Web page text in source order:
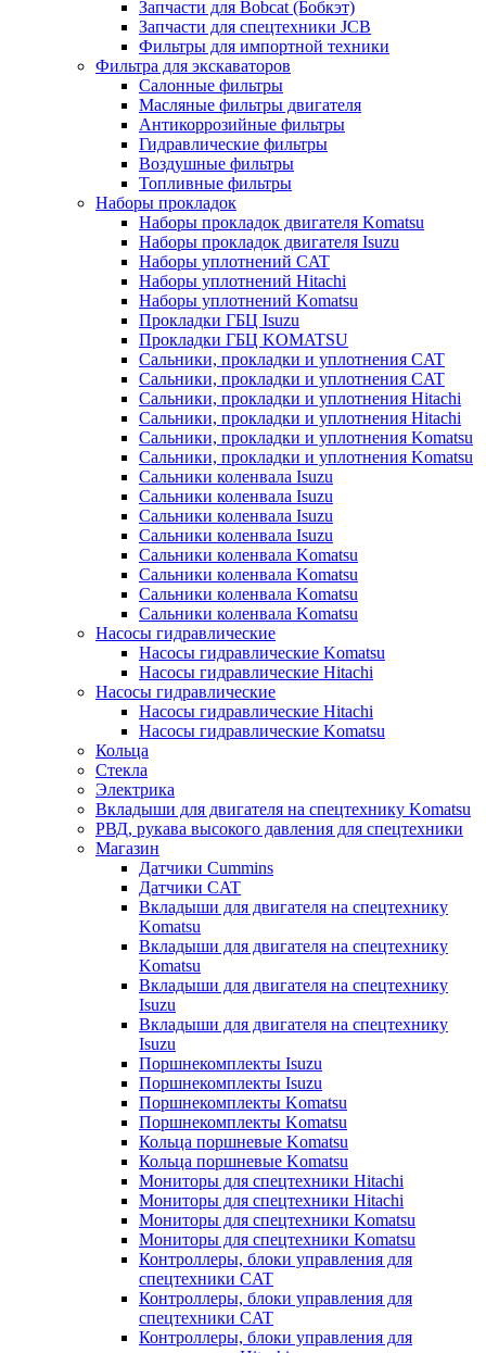
Запчасти для Bobcat (Бобкэт)
Запчасти для спецтехники JCB
Фильтры для импортной техники
Фильтра для экскаваторов
Салонные фильтры
Масляные фильтры двигателя
Антикоррозийные фильтры
Гидравлические фильтры
Воздушные фильтры
Топливные фильтры
Наборы прокладок
Наборы прокладок двигателя Komatsu
Наборы прокладок двигателя Isuzu
Наборы уплотнений CAT
Наборы уплотнений Hitachi
Наборы уплотнений Komatsu
Прокладки ГБЦ Isuzu
Прокладки ГБЦ KOMATSU
Сальники, прокладки и уплотнения CAT
Сальники, прокладки и уплотнения CAT
Сальники, прокладки и уплотнения Hitachi
Сальники, прокладки и уплотнения Hitachi
Сальники, прокладки и уплотнения Komatsu
Сальники, прокладки и уплотнения Komatsu
Сальники коленвала Isuzu
Сальники коленвала Isuzu
Сальники коленвала Isuzu
Сальники коленвала Isuzu
Сальники коленвала Komatsu
Сальники коленвала Komatsu
Сальники коленвала Komatsu
Сальники коленвала Komatsu
Насосы гидравлические
Насосы гидравлические Komatsu
Насосы гидравлические Hitachi
Насосы гидравлические
Насосы гидравлические Hitachi
Насосы гидравлические Komatsu
Кольца
Стекла
Электрика
Вкладыши для двигателя на спецтехнику Komatsu
РВД, рукава высокого давления для спецтехники
Магазин
Датчики Cummins
Датчики CAT
Вкладыши для двигателя на спецтехнику
Komatsu
Вкладыши для двигателя на спецтехнику
Komatsu
Вкладыши для двигателя на спецтехнику
Isuzu
Вкладыши для двигателя на спецтехнику
Isuzu
Поршнекомплекты Isuzu
Поршнекомплекты Isuzu
Поршнекомплекты Komatsu
Поршнекомплекты Komatsu
Кольца поршневые Komatsu
Кольца поршневые Komatsu
Мониторы для спецтехники Hitachi
Мониторы для спецтехники Hitachi
Мониторы для спецтехники Komatsu
Мониторы для спецтехники Komatsu
Контроллеры, блоки управления для
спецтехники CAT
Контроллеры, блоки управления для
спецтехники CAT
Контроллеры, блоки управления для